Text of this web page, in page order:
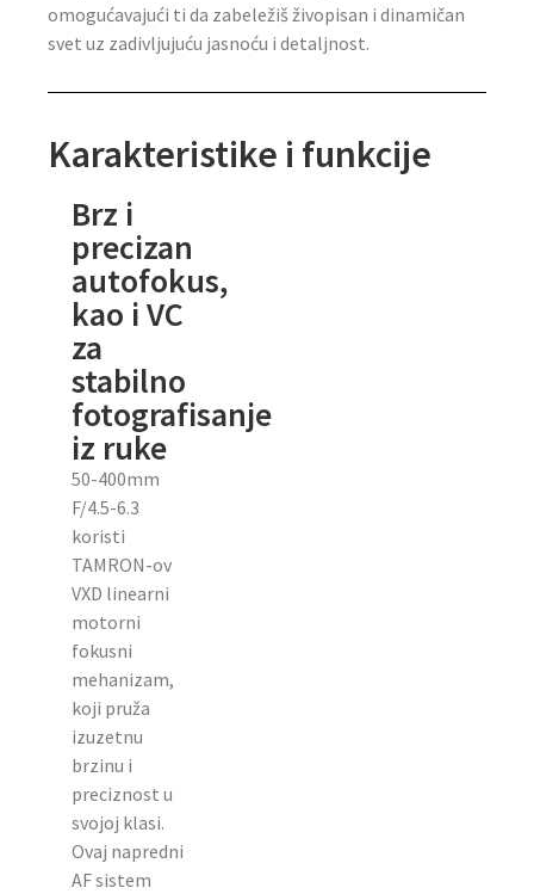
omogućavajući ti da zabeležiš živopisan i dinamičan
svet uz zadivljujuću jasnoću i detaljnost.
Karakteristike i funkcije
Brz i
precizan
autofokus,
kao i VC
za
stabilno
fotografisanje
iz ruke
50-400mm
F/4.5-6.3
koristi
TAMRON-ov
VXD linearni
motorni
fokusni
mehanizam,
koji pruža
izuzetnu
brzinu i
preciznost u
svojoj klasi.
Ovaj napredni
AF sistem